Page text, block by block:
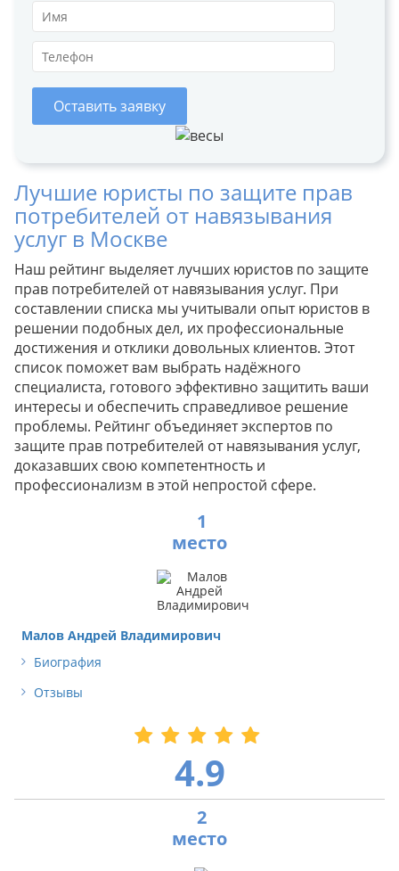
Оставить заявку
Лучшие юристы по защите прав
потребителей от навязывания
услуг в Москве
Наш рейтинг выделяет лучших юристов по защите
прав потребителей от навязывания услуг. При
составлении списка мы учитывали опыт юристов в
решении подобных дел, их профессиональные
достижения и отклики довольных клиентов. Этот
список поможет вам выбрать надёжного
специалиста, готового эффективно защитить ваши
интересы и обеспечить справедливое решение
проблемы. Рейтинг объединяет экспертов по
защите прав потребителей от навязывания услуг,
доказавших свою компетентность и
профессионализм в этой непростой сфере.
1
Малов Андрей Владимирович
Биография
Отзывы
4.9
2